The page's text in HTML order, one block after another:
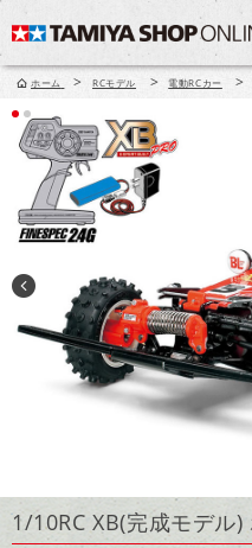
ホーム > RCモデル > 電動RCカー >
1/10RC XB(完成モデル)